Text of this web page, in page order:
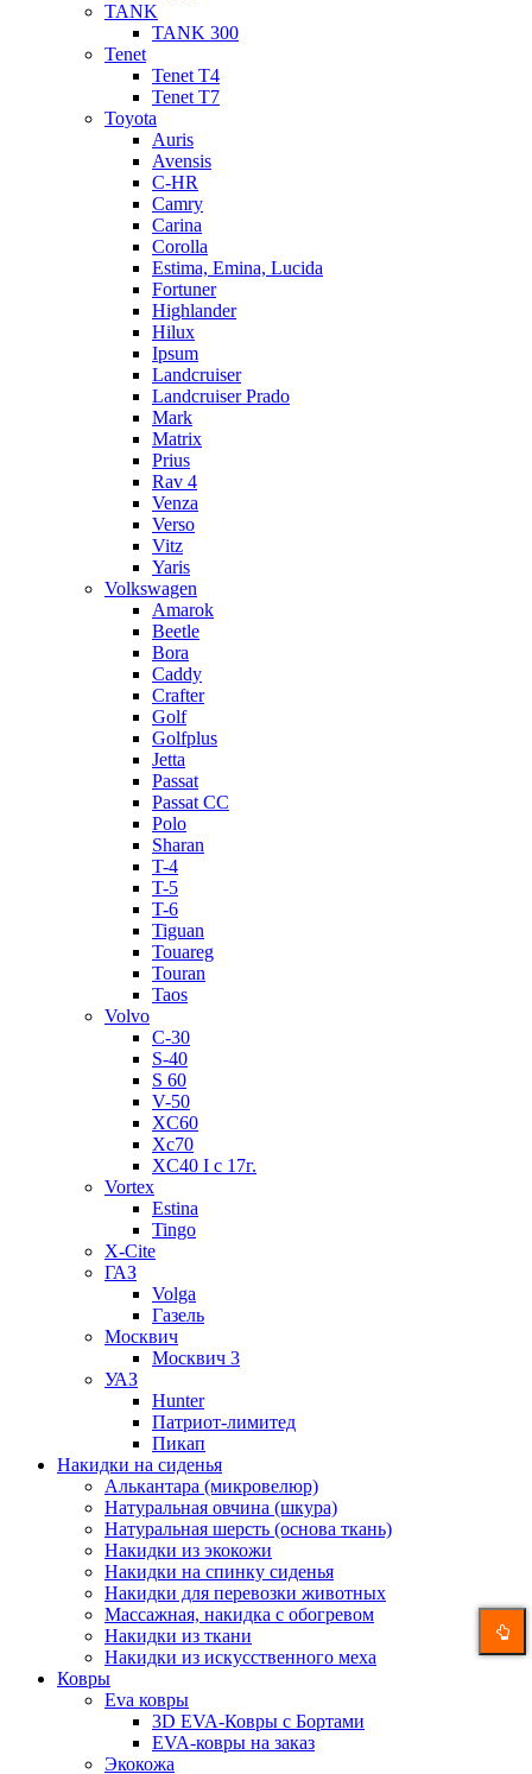
TANK
TANK 300
Tenet
Tenet T4
Tenet T7
Toyota
Auris
Avensis
C-HR
Camry
Carina
Corolla
Estima, Emina, Lucida
Fortuner
Highlander
Hilux
Ipsum
Landcruiser
Landcruiser Prado
Mark
Matrix
Prius
Rav 4
Venza
Verso
Vitz
Yaris
Volkswagen
Amarok
Beetle
Bora
Caddy
Crafter
Golf
Golfplus
Jetta
Passat
Passat CC
Polo
Sharan
T-4
T-5
T-6
Tiguan
Touareg
Touran
Taos
Volvo
C-30
S-40
S 60
V-50
XC60
Xc70
XC40 I c 17г.
Vortex
Estina
Tingo
X-Cite
ГАЗ
Volga
Газель
Москвич
Москвич 3
УАЗ
Hunter
Патриот-лимитед
Пикап
Накидки на сиденья
Алькантара (микровелюр)
Натуральная овчина (шкура)
Натуральная шерсть (основа ткань)
Накидки из экокожи
Накидки на спинку сиденья
Накидки для перевозки животных
Массажная, накидка с обогревом
Накидки из ткани
Накидки из искусственного меха
Ковры
Eva ковры
3D EVA-Ковры с Бортами
EVA-ковры на заказ
Экокожа